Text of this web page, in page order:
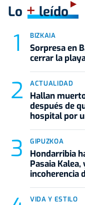
Lo +leído
BIZKAIA
Sorpresa en
cerrar la
ACTUALIDAD
Hallan
después de
hospital por
GIPUZKOA
Hondarribia
Pasaia
incoherencia
VIDA Y ESTILO